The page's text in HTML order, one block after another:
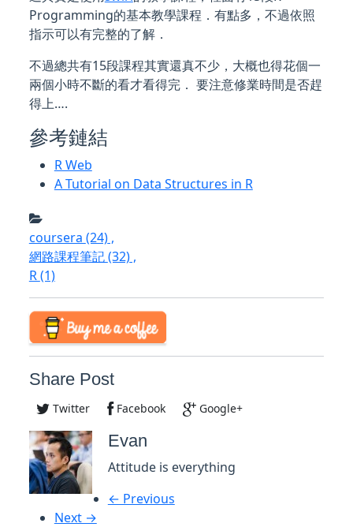
Programming的基本教學課程．有點多，不過依照
指示可以有完整的了解．
不過總共有15段課程其實還真不少，大概也得花個一
兩個小時不斷的看才看得完． 要注意修業時間是否趕
得上….
參考鏈結
R Web
A Tutorial on Data Structures in R
coursera (24),
網路課程筆記(32),
R(1)
Share Post
Twitter Facebook Google+
Evan
Attitude is everything
← Previous
Next →